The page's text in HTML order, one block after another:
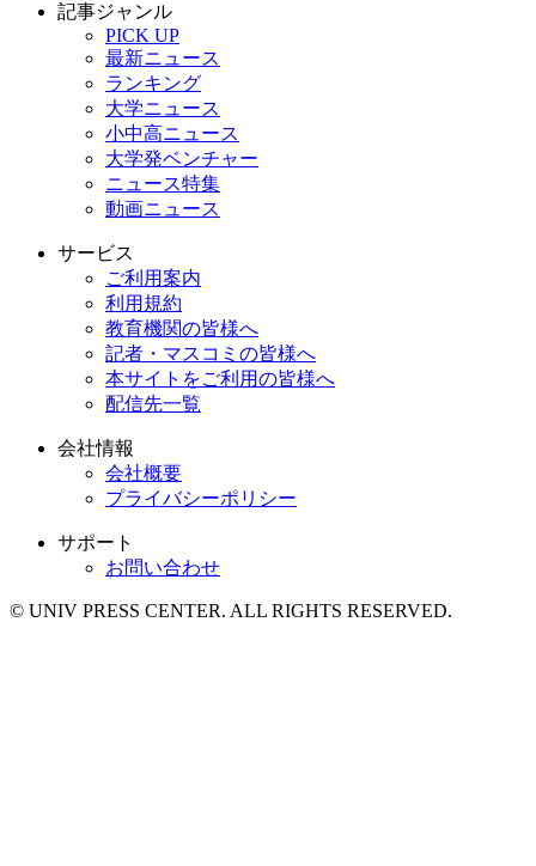
記事ジャンル
PICK UP
最新ニュース
ランキング
大学ニュース
小中高ニュース
大学発ベンチャー
ニュース特集
動画ニュース
サービス
ご利用案内
利用規約
教育機関の皆様へ
記者・マスコミの皆様へ
本サイトをご利用の皆様へ
配信先一覧
会社情報
会社概要
プライバシーポリシー
サポート
お問い合わせ
© UNIV PRESS CENTER. ALL RIGHTS RESERVED.